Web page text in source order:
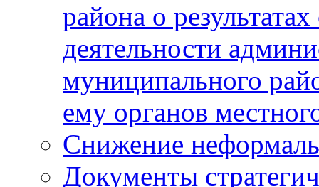
района о
деятельности
муниципального
ему органов
Снижение
Документы